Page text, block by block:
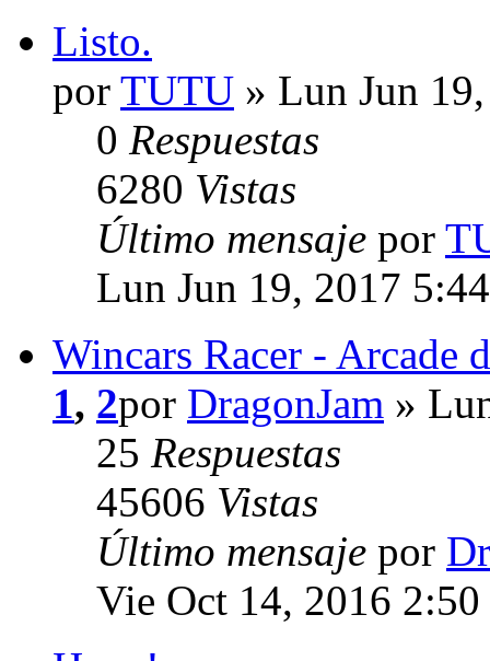
Listo.
por TUTU » Lun Jun
0 Respuestas
6280 Vistas
Último mensaje por
Lun Jun 19, 2017
Wincars Racer - Arcade
1, 2por DragonJam »
25 Respuestas
45606 Vistas
Último mensaje por
Vie Oct 14, 2016 2:50